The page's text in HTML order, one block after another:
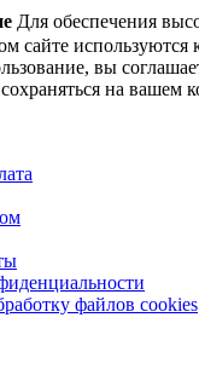
Для обеспечения
сайте используются
вы
на вашем
файлов cookies